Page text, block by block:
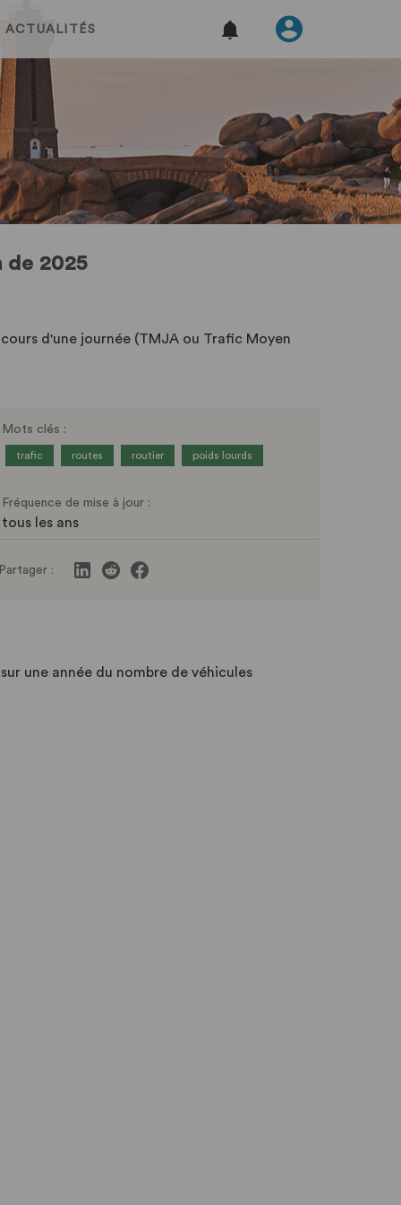
ACTUALITÉS
2025
d'une journée (TMJA ou Trafic Moyen
Mots clés :
trafic routes routier poids lourds
Fréquence de mise à jour :
tous les ans
:
une année du nombre de véhicules